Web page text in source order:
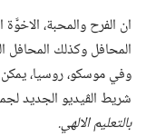
ان الفرح والمحبة،‏
المحافل وكذلك المحافل
وفي موسكو،‏ روسيا،‏
شريط الڤيديو الجديد
بالتعليم الالهي.‏